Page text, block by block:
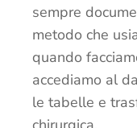
sempre
metodo che
quando
accediamo al
le tabelle e